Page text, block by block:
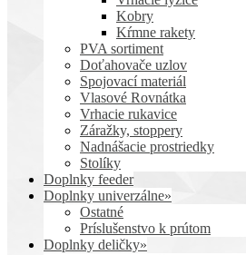
Kobry
Kŕmne rakety
PVA sortiment
Doťahovače uzlov
Spojovací materiál
Vlasové Rovnátka
Vrhacie rukavice
Záražky, stoppery
Nadnášacie prostriedky
Stolíky
Doplnky feeder
Doplnky univerzálne»
Ostatné
Príslušenstvo k prútom
Doplnky deličky»